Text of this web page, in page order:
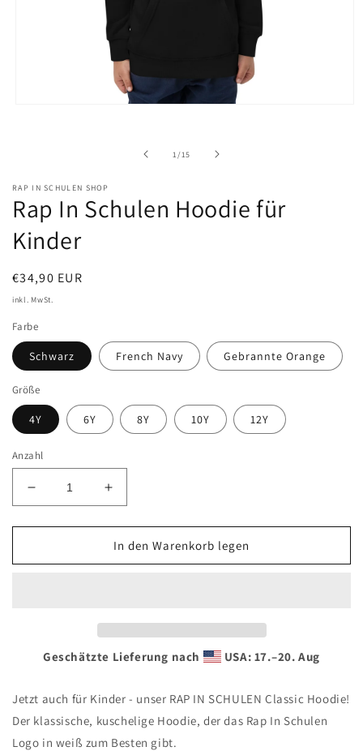
1 /von
15
RAP IN SCHULEN SHOP
Rap In Schulen Hoodie für
Kinder
Normaler
Preis
€34,90 EUR
inkl. MwSt.
Farbe
Schwarz French Navy Gebrannte Orange
Größe
4Y 6Y 8Y 10Y 12Y
Anzahl
Verringere
die
Menge
Rap
Erhöhe
die
Menge
für
Rap
In den Warenkorb legen
Geschätzte Lieferung nach USA: 17.⁠–20. Aug
Jetzt auch für Kinder - unser RAP IN SCHULEN Classic Hoodie!
Der klassische, kuschelige Hoodie, der das Rap In Schulen
Logo in weiß zum Besten gibt.